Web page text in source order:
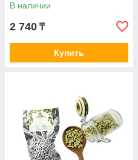
В наличии
2 740 ₸
Купить